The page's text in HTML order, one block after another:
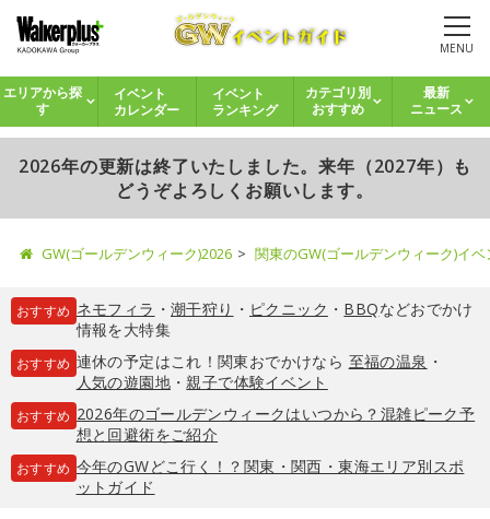
MENU
エリアから探
す
イベント
カレンダー
イベント
ランキング
カテゴリ別
おすすめ
最新
ニュース
2026年の更新は終了いたしました。来年（2027年）も
どうぞよろしくお願いします。
GW(ゴールデンウィーク)2026 関東のGW(ゴールデンウィーク)イ
おすすめ ネモフィラ ・ 潮干狩り ・ ピクニック ・ BBQなどおでかけ
情報を大特集
おすすめ 連休の予定はこれ！関東おでかけなら 至福の温泉 ・
人気の遊園地・親子で体験イベント
おすすめ 2026年のゴールデンウィークはいつから？混雑ピーク予
想と回避術をご紹介
おすすめ 今年のGWどこ行く！？関東・関西・東海エリア別スポ
ットガイド